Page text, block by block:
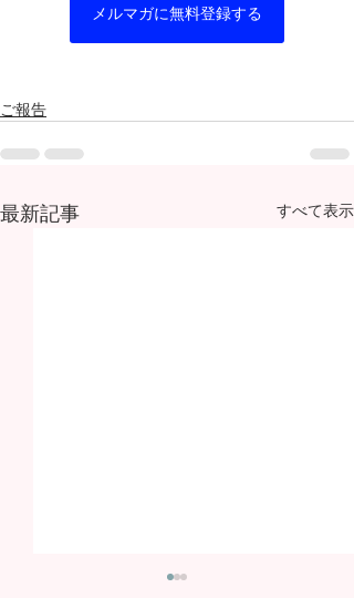
メルマガに無料登録する
ご報告
最新記事 すべて表示